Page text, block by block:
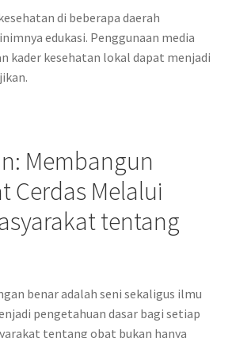
di beberapa daerah
edukasi. Penggunaan media
kader kesehatan lokal dapat menjadi
Membangun
Cerdas Melalui
tentang
benar adalah seni sekaligus ilmu
pengetahuan dasar bagi setiap
tentang obat bukan hanya